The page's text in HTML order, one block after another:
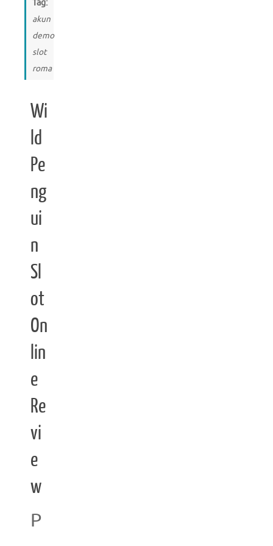
Tag:
akun
demo
slot
roma
Wi
ld
Pe
ng
ui
n
Sl
ot
On
lin
e
Re
vi
e
w
P